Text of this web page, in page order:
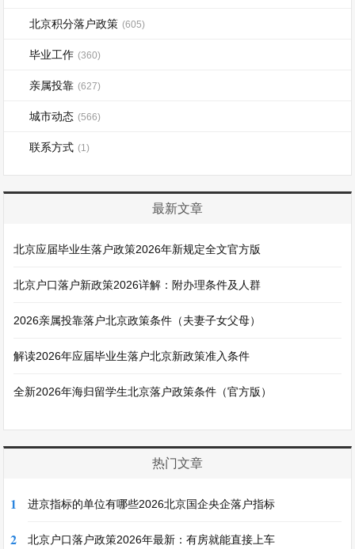
北京积分落户政策 (605)
毕业工作 (360)
亲属投靠 (627)
城市动态 (566)
联系方式 (1)
最新文章
北京应届毕业生落户政策2026年新规定全文官方版
北京户口落户新政策2026详解：附办理条件及人群
2026亲属投靠落户北京政策条件（夫妻子女父母）
解读2026年应届毕业生落户北京新政策准入条件
全新2026年海归留学生北京落户政策条件（官方版）
热门文章
1 进京指标的单位有哪些2026北京国企央企落户指标
2 北京户口落户政策2026年最新：有房就能直接上车